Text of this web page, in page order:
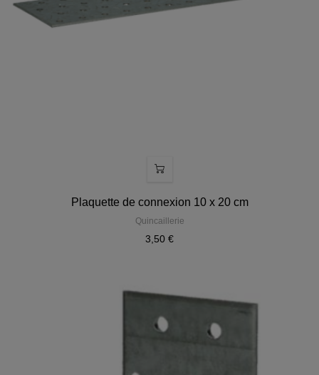
Plaquette de connexion 10 x 20 cm
Quincaillerie
3,50 €